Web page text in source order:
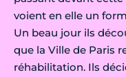
voient en elle un
Un beau jour ils
que la Ville de Paris
réhabilitation. Ils